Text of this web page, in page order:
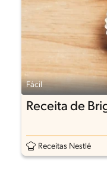
Fácil
Receita de
Receitas Nestlé